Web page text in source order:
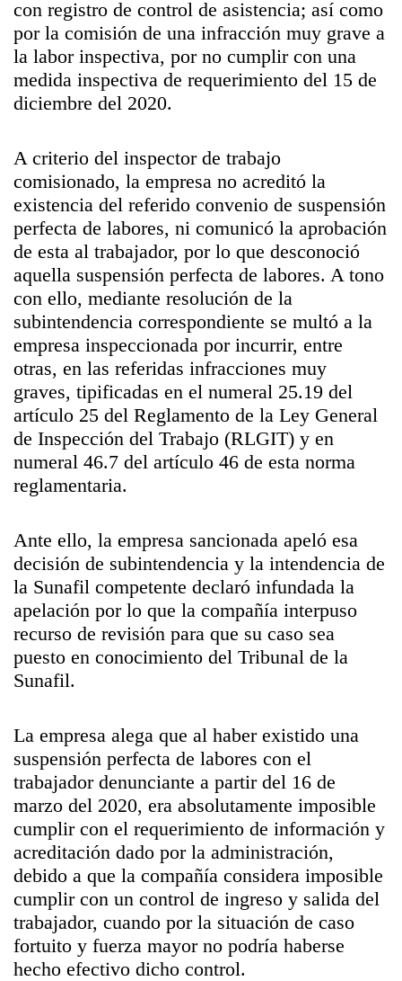
con registro de control de asistencia; así como
por la comisión de una infracción muy grave a
la labor inspectiva, por no cumplir con una
medida inspectiva de requerimiento del 15 de
diciembre del 2020.
A criterio del inspector de trabajo
comisionado, la empresa no acreditó la
existencia del referido convenio de suspensión
perfecta de labores, ni comunicó la aprobación
de esta al trabajador, por lo que desconoció
aquella suspensión perfecta de labores. A tono
con ello, mediante resolución de la
subintendencia correspondiente se multó a la
empresa inspeccionada por incurrir, entre
otras, en las referidas infracciones muy
graves, tipificadas en el numeral 25.19 del
artículo 25 del Reglamento de la Ley General
de Inspección del Trabajo (RLGIT) y en
numeral 46.7 del artículo 46 de esta norma
reglamentaria.
Ante ello, la empresa sancionada apeló esa
decisión de subintendencia y la intendencia de
la Sunafil competente declaró infundada la
apelación por lo que la compañía interpuso
recurso de revisión para que su caso sea
puesto en conocimiento del Tribunal de la
Sunafil.
La empresa alega que al haber existido una
suspensión perfecta de labores con el
trabajador denunciante a partir del 16 de
marzo del 2020, era absolutamente imposible
cumplir con el requerimiento de información y
acreditación dado por la administración,
debido a que la compañía considera imposible
cumplir con un control de ingreso y salida del
trabajador, cuando por la situación de caso
fortuito y fuerza mayor no podría haberse
hecho efectivo dicho control.